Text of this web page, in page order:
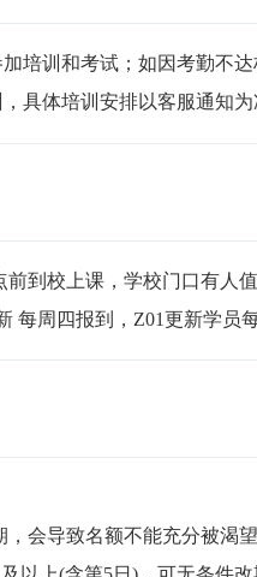
培训和考试；如因考勤不
具体培训安排以客服通知
前到校上课，学校门口有人
每周四报到，Z01更新学员
，会导致名额不能充分被渴